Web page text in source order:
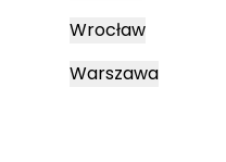
Wrocław
Warszawa